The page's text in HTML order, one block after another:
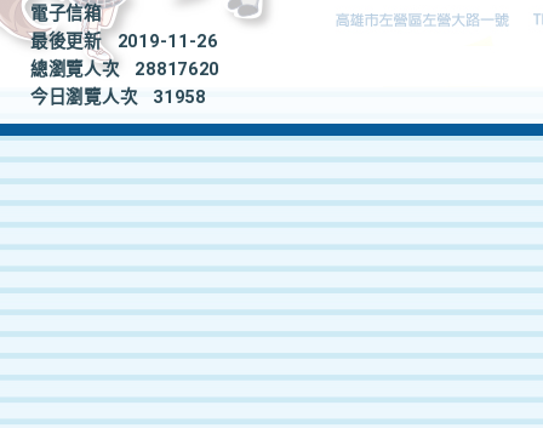
電子信箱
最後更新
2019-11-26
總瀏覽人次
28817620
今日瀏覽人次
31958